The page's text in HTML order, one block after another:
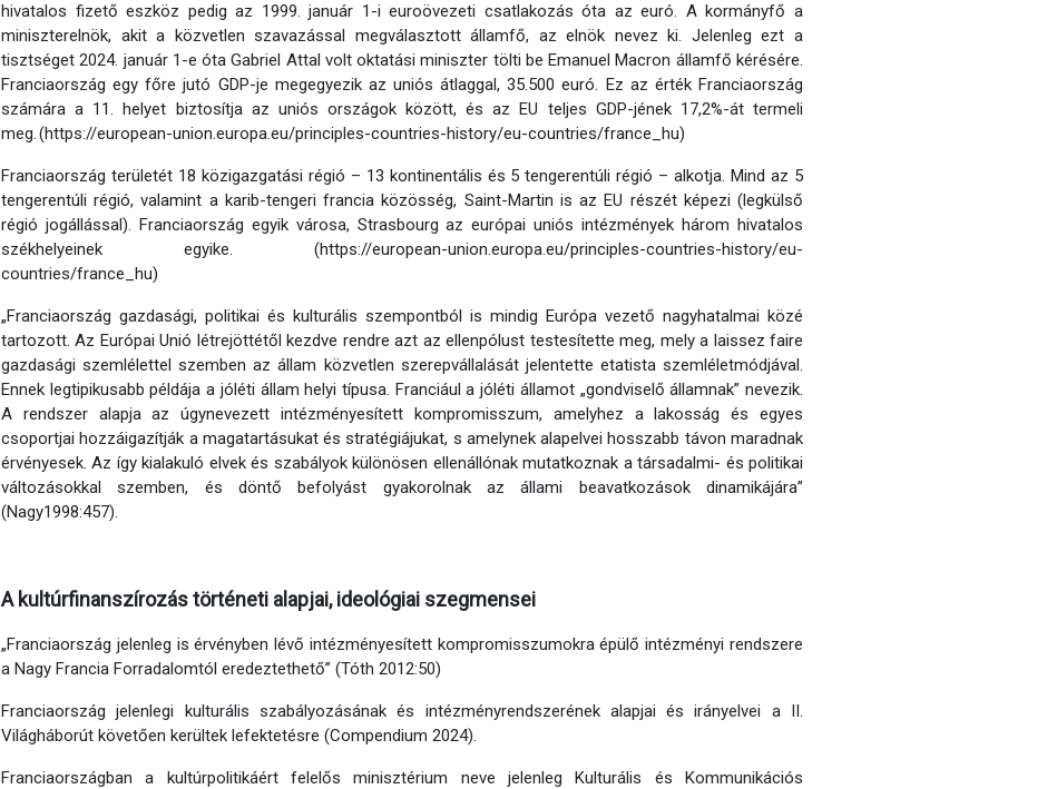
hivatalos fizető eszköz pedig az 1999. január 1-i euroövezeti csatlakozás óta az euró. A kormányfő a
miniszterelnök, akit a közvetlen szavazással megválasztott államfő, az elnök nevez ki. Jelenleg ezt a
tisztséget 2024. január 1-e óta Gabriel Attal volt oktatási miniszter tölti be Emanuel Macron államfő kérésére.
Franciaország egy főre jutó GDP-je megegyezik az uniós átlaggal, 35.500 euró. Ez az érték Franciaország
számára a 11. helyet biztosítja az uniós országok között, és az EU teljes GDP-jének 17,2%-át termeli
meg. (https://european-union.europa.eu/principles-countries-history/eu-countries/france_hu)
Franciaország területét 18 közigazgatási régió – 13 kontinentális és 5 tengerentúli régió – alkotja. Mind az 5
tengerentúli régió, valamint a karib-tengeri francia közösség, Saint-Martin is az EU részét képezi (legkülső
régió jogállással). Franciaország egyik városa, Strasbourg az európai uniós intézmények három hivatalos
székhelyeinek egyike. (https://european-union.europa.eu/principles-countries-history/eu-
countries/france_hu)
„Franciaország gazdasági, politikai és kulturális szempontból is mindig Európa vezető nagyhatalmai közé
tartozott. Az Európai Unió létrejöttétől kezdve rendre azt az ellenpólust testesítette meg, mely a laissez faire
gazdasági szemlélettel szemben az állam közvetlen szerepvállalását jelentette etatista szemléletmódjával.
Ennek legtipikusabb példája a jóléti állam helyi típusa. Franciául a jóléti államot „gondviselő államnak” nevezik.
A rendszer alapja az úgynevezett intézményesített kompromisszum, amelyhez a lakosság és egyes
csoportjai hozzáigazítják a magatartásukat és stratégiájukat, s amelynek alapelvei hosszabb távon maradnak
érvényesek. Az így kialakuló elvek és szabályok különösen ellenállónak mutatkoznak a társadalmi- és politikai
változásokkal szemben, és döntő befolyást gyakorolnak az állami beavatkozások dinamikájára”
(Nagy1998:457).
A kultúrfinanszírozás történeti alapjai, ideológiai szegmensei
„Franciaország jelenleg is érvényben lévő intézményesített kompromisszumokra épülő intézményi rendszere
a Nagy Francia Forradalomtól eredeztethető” (Tóth 2012:50)
Franciaország jelenlegi kulturális szabályozásának és intézményrendszerének alapjai és irányelvei a II.
Világháborút követően kerültek lefektetésre (Compendium 2024).
Franciaországban a kultúrpolitikáért felelős minisztérium neve jelenleg Kulturális és Kommunikációs